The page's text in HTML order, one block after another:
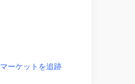
ーケットを追跡